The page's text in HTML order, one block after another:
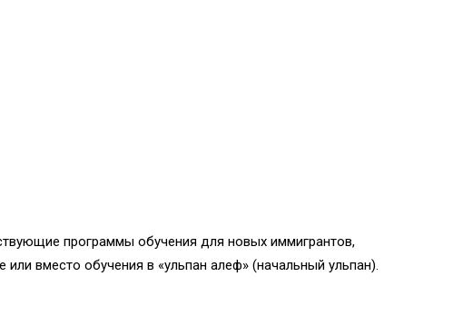
программы обучения для новых иммигрантов,
вместо обучения в «ульпан алеф» (начальный ульпан).